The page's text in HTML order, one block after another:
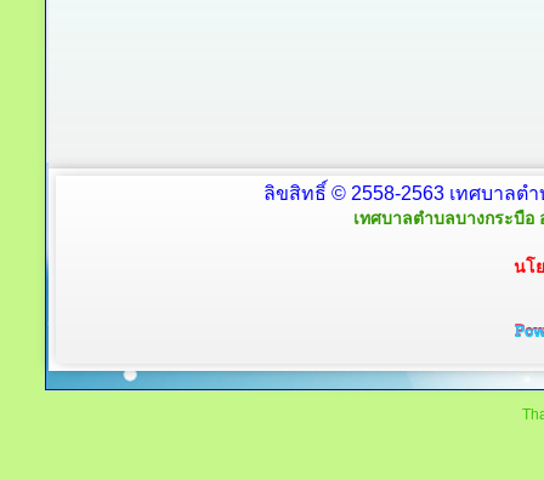
ลิขสิทธิ์ © 2558-2563 เทศบาลต
เทศบาลตำบลบางกระบือ
นโ